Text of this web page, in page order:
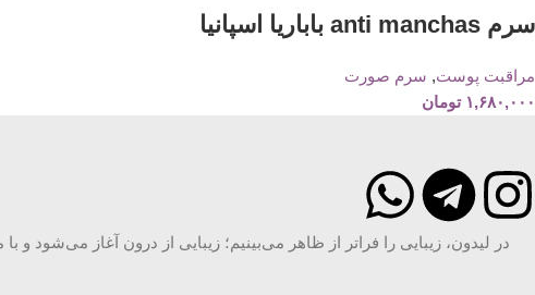
سرم anti manchas باباریا اسپانیا
مراقبت پوست, سرم صورت
۱,۶۸۰,۰۰۰ تومان
در لیدون، زیبایی را فراتر از ظاهر می‌بینیم؛ زیبایی از درون آغاز